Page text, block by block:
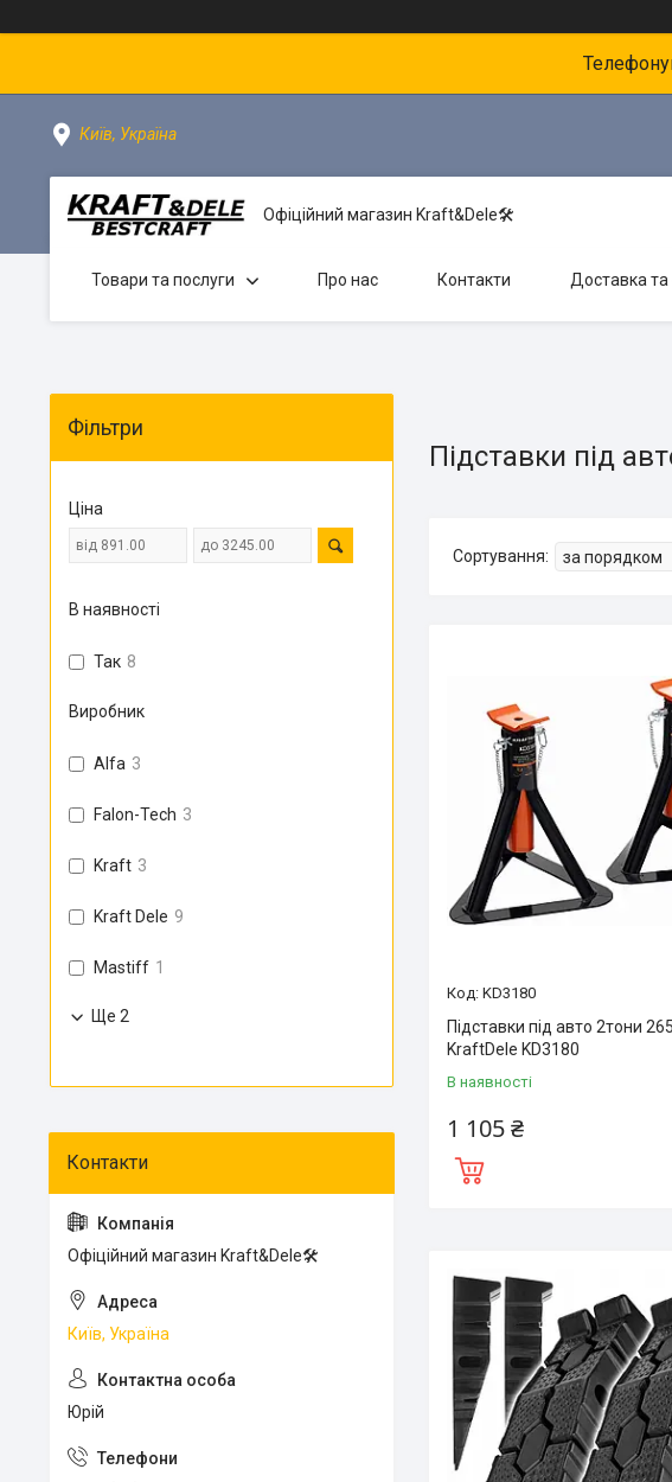
Київ, Україна
Офіційний магазин Kraft&Dele🛠
Товари та послуги Про нас Контакти Доставка та
Підставки під
KD3180
Підставки під авто 2тони
KraftDele KD3180
В наявності
1 105 ₴
Фільтри
Ціна
В наявності
Так 8
Виробник
Alfa 3
Falon-Tech 3
Kraft 3
Kraft Dele 9
Mastiff 1
Ще 2
Офіційний магазин Kraft&Dele🛠
Київ, Україна
Юрій